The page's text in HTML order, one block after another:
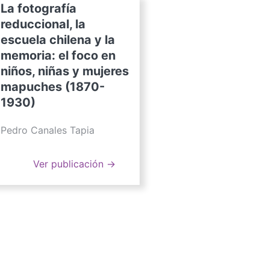
La fotografía
reduccional, la
escuela chilena y la
memoria: el foco en
niños, niñas y mujeres
mapuches (1870-
1930)
Pedro Canales Tapia
Ver publicación →